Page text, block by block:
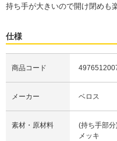
持ち手が大きいので開け閉めも
仕様
商品コード
メーカー ベロス
素材・原材料
(持ち手部
メッキ